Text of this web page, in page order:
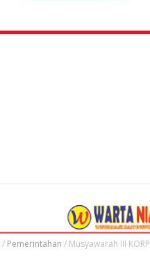
/ Pemerintahan / Musyawarah III